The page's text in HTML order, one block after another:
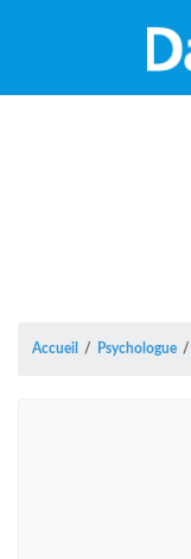
Accueil / Psychologue /